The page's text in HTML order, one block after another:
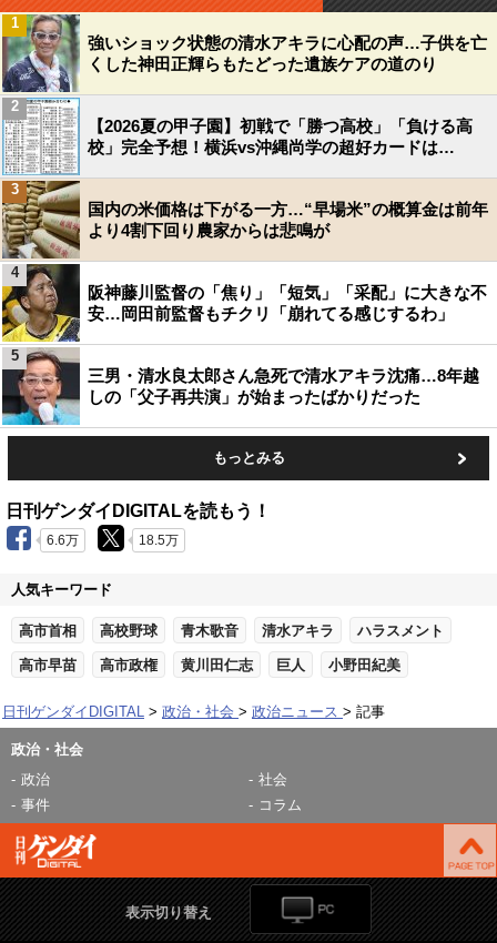
強いショック状態の清水アキラに心配の声…子供を亡
くした神田正輝らもたどった遺族ケアの道のり
1
【2026夏の甲子園】初戦で「勝つ高校」「負ける高
校」完全予想！横浜vs沖縄尚学の超好カードは…
2
国内の米価格は下がる一方…“早場米”の概算金は前年
より4割下回り農家からは悲鳴が
3
阪神藤川監督の「焦り」「短気」「采配」に大きな不
安…岡田前監督もチクリ「崩れてる感じするわ」
4
三男・清水良太郎さん急死で清水アキラ沈痛…8年越
しの「父子再共演」が始まったばかりだった
5
もっとみる
日刊ゲンダイDIGITALを読もう！
6.6万 18.5万
人気キーワード
高市首相 高校野球 青木歌音 清水アキラ ハラスメント
高市早苗 高市政権 黄川田仁志 巨人 小野田紀美
日刊ゲンダイDIGITAL 政治・社会 政治ニュース 記事
政治・社会
政治
社会
事件
コラム
表示切り替え